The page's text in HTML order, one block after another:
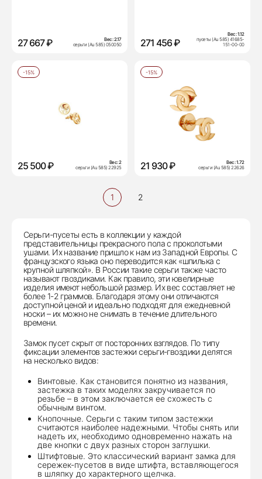
27 667 ₽ Вес:2.17
серьги (Au 585) 050050
271 456 ₽
Вес:1.12
пусеты (Au 585) 41685-
151-00-00
-15%
25 500 ₽ Вес:2
серьги (Au 585) 22925
-15%
21 930 ₽ Вес:1.72
серьги (Au 585) 22626
1 2
Серьги-пусеты есть в коллекции у каждой
представительницы прекрасного пола с проколотыми
ушами. Их название пришло к нам из Западной Европы. С
французского языка оно переводится как «шпилька с
крупной шляпкой». В России такие серьги также часто
называют гвоздиками. Как правило, эти ювелирные
изделия имеют небольшой размер. Их вес составляет не
более 1-2 граммов. Благодаря этому они отличаются
доступной ценой и идеально подходят для ежедневной
носки – их можно не снимать в течение длительного
времени.
Замок пусет скрыт от посторонних взглядов. По типу
фиксации элементов застежки серьги-гвоздики делятся
на несколько видов:
Винтовые. Как становится понятно из названия,
застежка в таких моделях закручивается по
резьбе – в этом заключается ее схожесть с
обычным винтом.
Кнопочные. Серьги с таким типом застежки
считаются наиболее надежными. Чтобы снять или
надеть их, необходимо одновременно нажать на
две кнопки с двух разных сторон заглушки.
Штифтовые. Это классический вариант замка для
сережек-пусетов в виде штифта, вставляющегося
в шляпку до характерного щелчка.